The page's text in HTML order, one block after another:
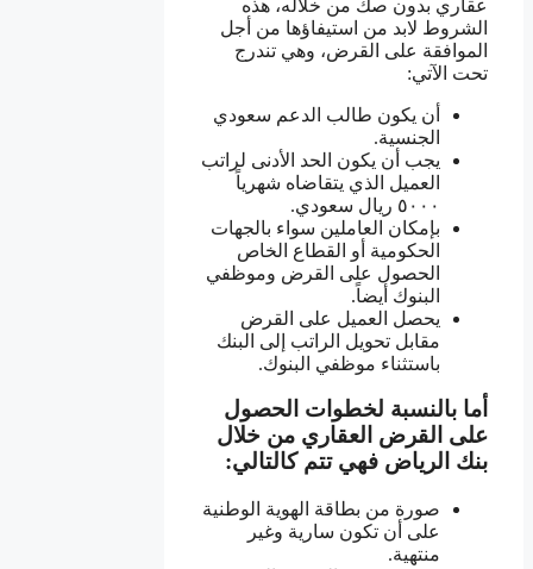
عقاري بدون صك من خلاله، هذه
الشروط لابد من استيفاؤها من أجل
الموافقة على القرض، وهي تندرج
تحت الآتي:
أن يكون طالب الدعم سعودي
الجنسية.
يجب أن يكون الحد الأدنى لراتب
العميل الذي يتقاضاه شهرياً
٥٠٠٠ ريال سعودي.
بإمكان العاملين سواء بالجهات
الحكومية أو القطاع الخاص
الحصول على القرض وموظفي
البنوك أيضاً.
يحصل العميل على القرض
مقابل تحويل الراتب إلى البنك
باستثناء موظفي البنوك.
أما بالنسبة لخطوات الحصول
على القرض العقاري من خلال
بنك الرياض فهي تتم كالتالي:
صورة من بطاقة الهوية الوطنية
على أن تكون سارية وغير
منتهية.